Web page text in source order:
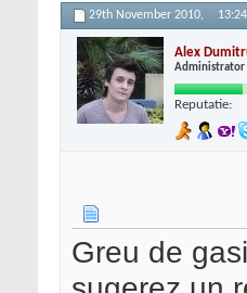
29th November 2010, 13:24
Alex
Administrator
Reputatie:
Greu de